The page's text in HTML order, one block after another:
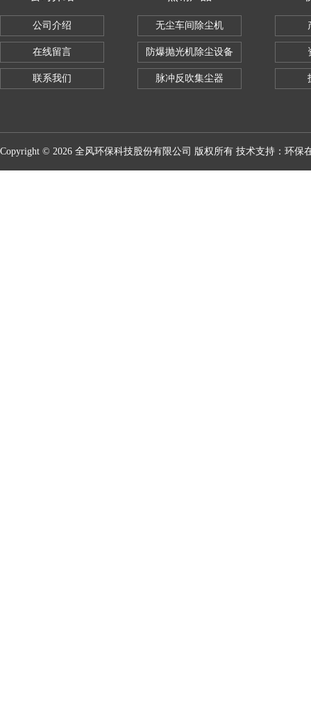
公司介绍
在线留言
联系我们
无尘车间除尘机
防爆抛光机除尘设备
脉冲反吹集尘器
Copyright © 2026 全风环保科技股份有限公司 版权所有 技术支持： 环保